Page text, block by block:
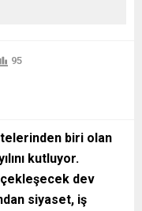
95
biri olan
kutluyor.
dev
siyaset, iş